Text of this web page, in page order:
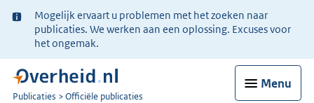
Ter
informatie:
Mogelijk ervaart u problemen met het zoeken naar
publicaties. We werken aan een oplossing. Excuses voor
het ongemak.
Menu
U
Publicaties Officiële publicaties